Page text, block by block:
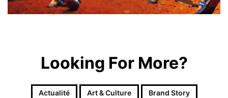
Looking For More?
Actualité Art & Culture Brand Story